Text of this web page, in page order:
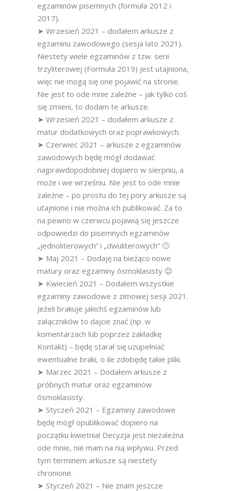
egzaminów pisemnych (formuła 2012 i
2017).
➤ Wrzesień 2021 – dodałem arkusze z
egzaminu zawodowego (sesja lato 2021).
Niestety wiele egzaminów z tzw. serii
trzyliterowej (Formuła 2019) jest utajniona,
więc nie mogą się one pojawić na stronie.
Nie jest to ode mnie zależne – jak tylko coś
się zmieni, to dodam te arkusze.
➤ Wrzesień 2021 – dodałem arkusze z
matur dodatkowych oraz poprawkowych.
➤ Czerwiec 2021 – arkusze z egzaminów
zawodowych będę mógł dodawać
najprawdopodobniej dopiero w sierpniu, a
może i we wrześniu. Nie jest to ode mnie
zależne – po prostu do tej pory arkusze są
utajnione i nie można ich publikować. Za to
na pewno w czerwcu pojawią się jeszcze
odpowiedzi do pisemnych egzaminów
„jednoliterowych” i „dwuliterowych” 🙂
➤ Maj 2021 – Dodaję na bieżąco nowe
matury oraz egzaminy ósmoklasisty 😉
➤ Kwiecień 2021 – Dodałem wszystkie
egzaminy zawodowe z zimowej sesji 2021.
Jeżeli brakuje jakichś egzaminów lub
załączników to dajcie znać (np. w
komentarzach lub poprzez zakładkę
Kontakt) – będę starał się uzupełniać
ewentualne braki, o ile zdobędę takie pliki.
➤ Marzec 2021 – Dodałem arkusze z
próbnych matur oraz egzaminów
ósmoklasisty.
➤ Styczeń 2021 – Egzaminy zawodowe
będę mógł opublikować dopiero na
początku kwietnia! Decyzja jest niezależna
ode mnie, nie mam na nią wpływu. Przed
tym terminem arkusze są niestety
chronione.
➤ Styczeń 2021 – Nie znam jeszcze